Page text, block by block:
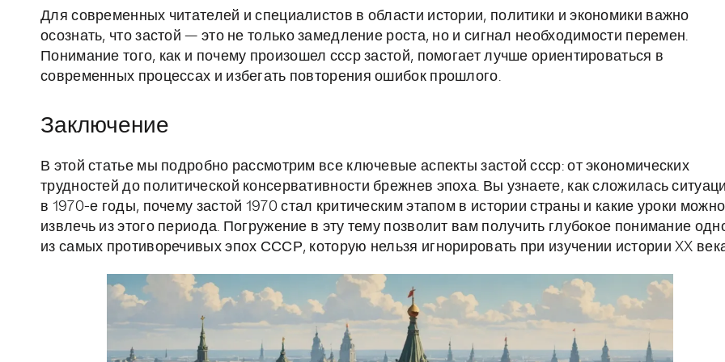
Для современных читателей и специалистов в области истории, политики и экономики важно
осознать, что застой — это не только замедление роста, но и сигнал необходимости перемен.
Понимание того, как и почему произошел ссср застой, помогает лучше ориентироваться в
современных процессах и избегать повторения ошибок прошлого.
Заключение
В этой статье мы подробно рассмотрим все ключевые аспекты застой ссср: от экономических
трудностей до политической консервативности брежнев эпоха. Вы узнаете, как сложилась
в 1970-е годы, почему застой 1970 стал критическим этапом в истории страны и какие уроки можно
извлечь из этого периода. Погружение в эту тему позволит вам получить глубокое понимание
из самых противоречивых эпох СССР, которую нельзя игнорировать при изучении истории XX